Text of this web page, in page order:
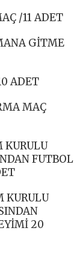
/11 ADET
GİTME
ADET
MAÇ
KURULU
FUTBOL
KURULU
20